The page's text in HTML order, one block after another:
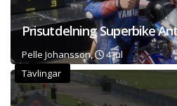
Prisutdelning Superbike
Pelle Johansson,
4 jul
Tävlingar